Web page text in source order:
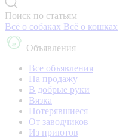
Поиск по статьям
Всё о собаках Всё о кошках
Объявления
Все объявления
На продажу
В добрые руки
Вязка
Потерявшиеся
От заводчиков
Из приютов